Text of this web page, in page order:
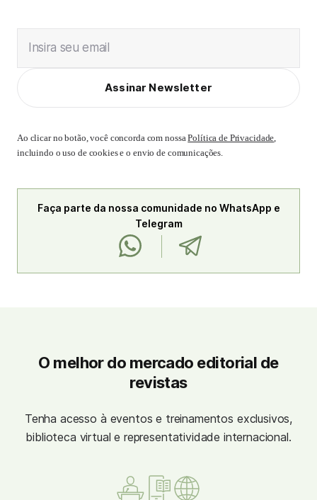
Insira seu email
Assinar Newsletter
Ao clicar no botão, você concorda com nossaPolítica de Privacidade,
incluindo o uso de cookies e o envio de comunicações.
Faça parte da nossa comunidade no WhatsApp e
Telegram
O melhor do mercado editorial de
revistas
Tenha acesso à eventos e treinamentos exclusivos,
biblioteca virtual e representatividade internacional.